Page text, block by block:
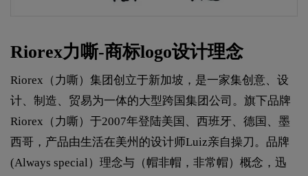
Riorex力嘶-商标logo设计理念
Riorex（力嘶）集团创立于新加坡，是一家集创意、设
计、制造、贸易为一体的大型跨国集团公司。旗下品牌
Riorex（力嘶）于2007年登陆美国、西班牙、德国、墨
西哥，产品由生活在美州的设计师Luiz亲自操刀。品牌
(Always special）理念与（帽非帽，非常帽）概念，迅